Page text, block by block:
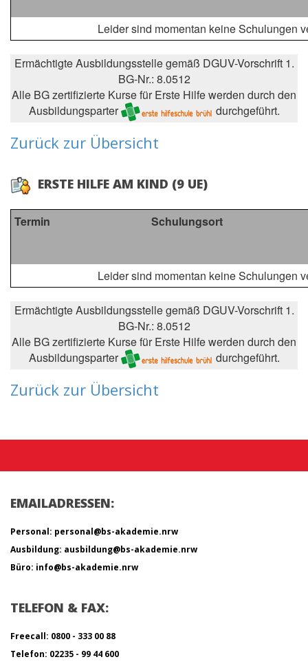
Leider sind momentan keine Schulungen
Ermächtigte Ausbildungsstelle gemäß DGUV-Vorschrift 1.
BG-Nr.: 8.0512
Alle BG zertifizierte Kurse für Erste Hilfe werden durch den
Ausbildungsparter
durchgeführt.
Zurück zur Übersicht
ERSTE HILFE AM KIND (9 UE)
Termin Schulungsort
Leider sind momentan keine Schulungen
Ermächtigte Ausbildungsstelle gemäß DGUV-Vorschrift 1.
BG-Nr.: 8.0512
Alle BG zertifizierte Kurse für Erste Hilfe werden durch den
Ausbildungsparter
durchgeführt.
Zurück zur Übersicht
EMAILADRESSEN:
Personal: personal@bs-akademie.nrw
Ausbildung: ausbildung@bs-akademie.nrw
Büro: info@bs-akademie.nrw
TELEFON & FAX:
Freecall: 0800 - 333 00 88
Telefon: 02235 - 99 44 600